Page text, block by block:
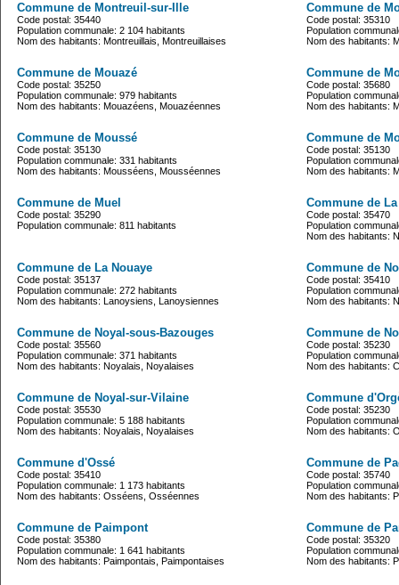
Commune de Montreuil-sur-Ille
Code postal: 35440
Population communale: 2 104 habitants
Nom des habitants: Montreuillais, Montreuillaises
Commune de
Code postal: 35310
Population
Nom des habitants:
Commune de Mouazé
Code postal: 35250
Population communale: 979 habitants
Nom des habitants: Mouazéens, Mouazéennes
Commune de
Code postal: 35680
Population
Nom des habitants:
Commune de Moussé
Code postal: 35130
Population communale: 331 habitants
Nom des habitants: Mousséens, Mousséennes
Commune de
Code postal: 35130
Population
Nom des habitants:
Commune de Muel
Code postal: 35290
Population communale: 811 habitants
Commune de
Code postal: 35470
Population
Nom des habitants:
Commune de La Nouaye
Code postal: 35137
Population communale: 272 habitants
Nom des habitants: Lanoysiens, Lanoysiennes
Commune de
Code postal: 35410
Population
Nom des habitants:
Commune de Noyal-sous-Bazouges
Code postal: 35560
Population communale: 371 habitants
Nom des habitants: Noyalais, Noyalaises
Commune de
Code postal: 35230
Population
Nom des habitants:
Commune de Noyal-sur-Vilaine
Code postal: 35530
Population communale: 5 188 habitants
Nom des habitants: Noyalais, Noyalaises
Commune
Code postal: 35230
Population
Nom des habitants:
Commune d'Ossé
Code postal: 35410
Population communale: 1 173 habitants
Nom des habitants: Osséens, Osséennes
Commune de
Code postal: 35740
Population
Nom des habitants:
Commune de Paimpont
Code postal: 35380
Population communale: 1 641 habitants
Nom des habitants: Paimpontais, Paimpontaises
Commune de
Code postal: 35320
Population
Nom des habitants: